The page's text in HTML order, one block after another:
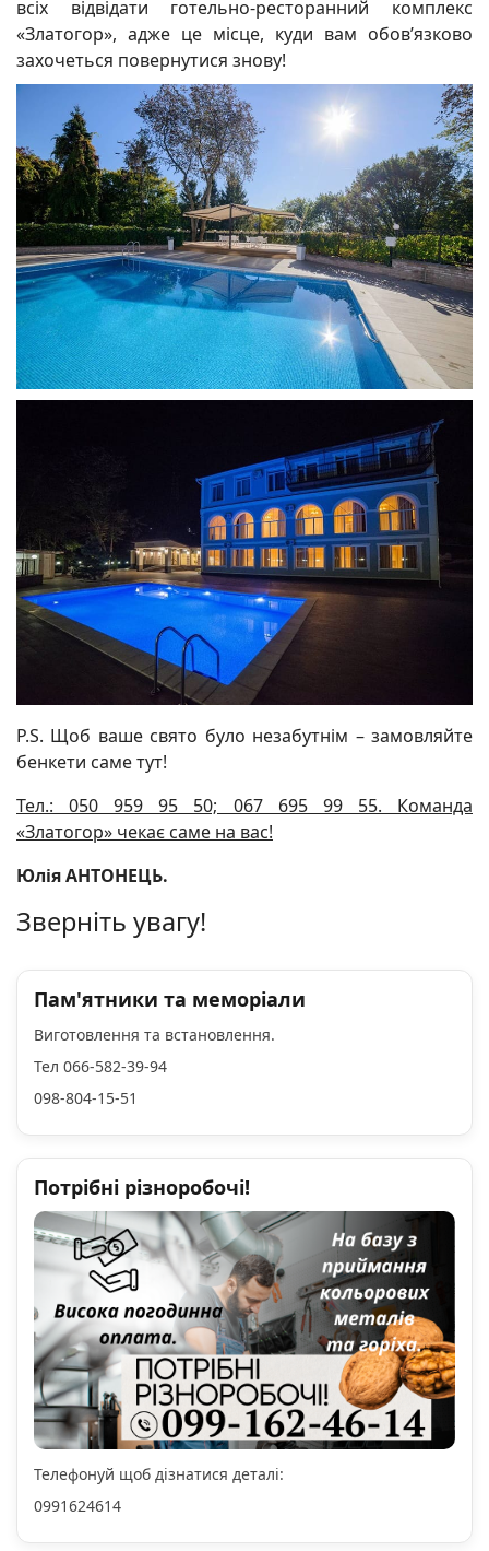
всіх відвідати готельно-ресторанний комплекс
«Златогор», адже це місце, куди вам обов’язково
захочеться повернутися знову!
P.S. Щоб ваше свято було незабутнім – замовляйте
бенкети саме тут!
Тел.: 050 959 95 50; 067 695 99 55. Команда
«Златогор» чекає саме на вас!
Юлія АНТОНЕЦЬ.
Зверніть увагу!
Пам'ятники та меморіали
Виготовлення та встановлення.
Тел 066-582-39-94
098-804-15-51
Потрібні різноробочі!
Телефонуй щоб дізнатися деталі:
0991624614